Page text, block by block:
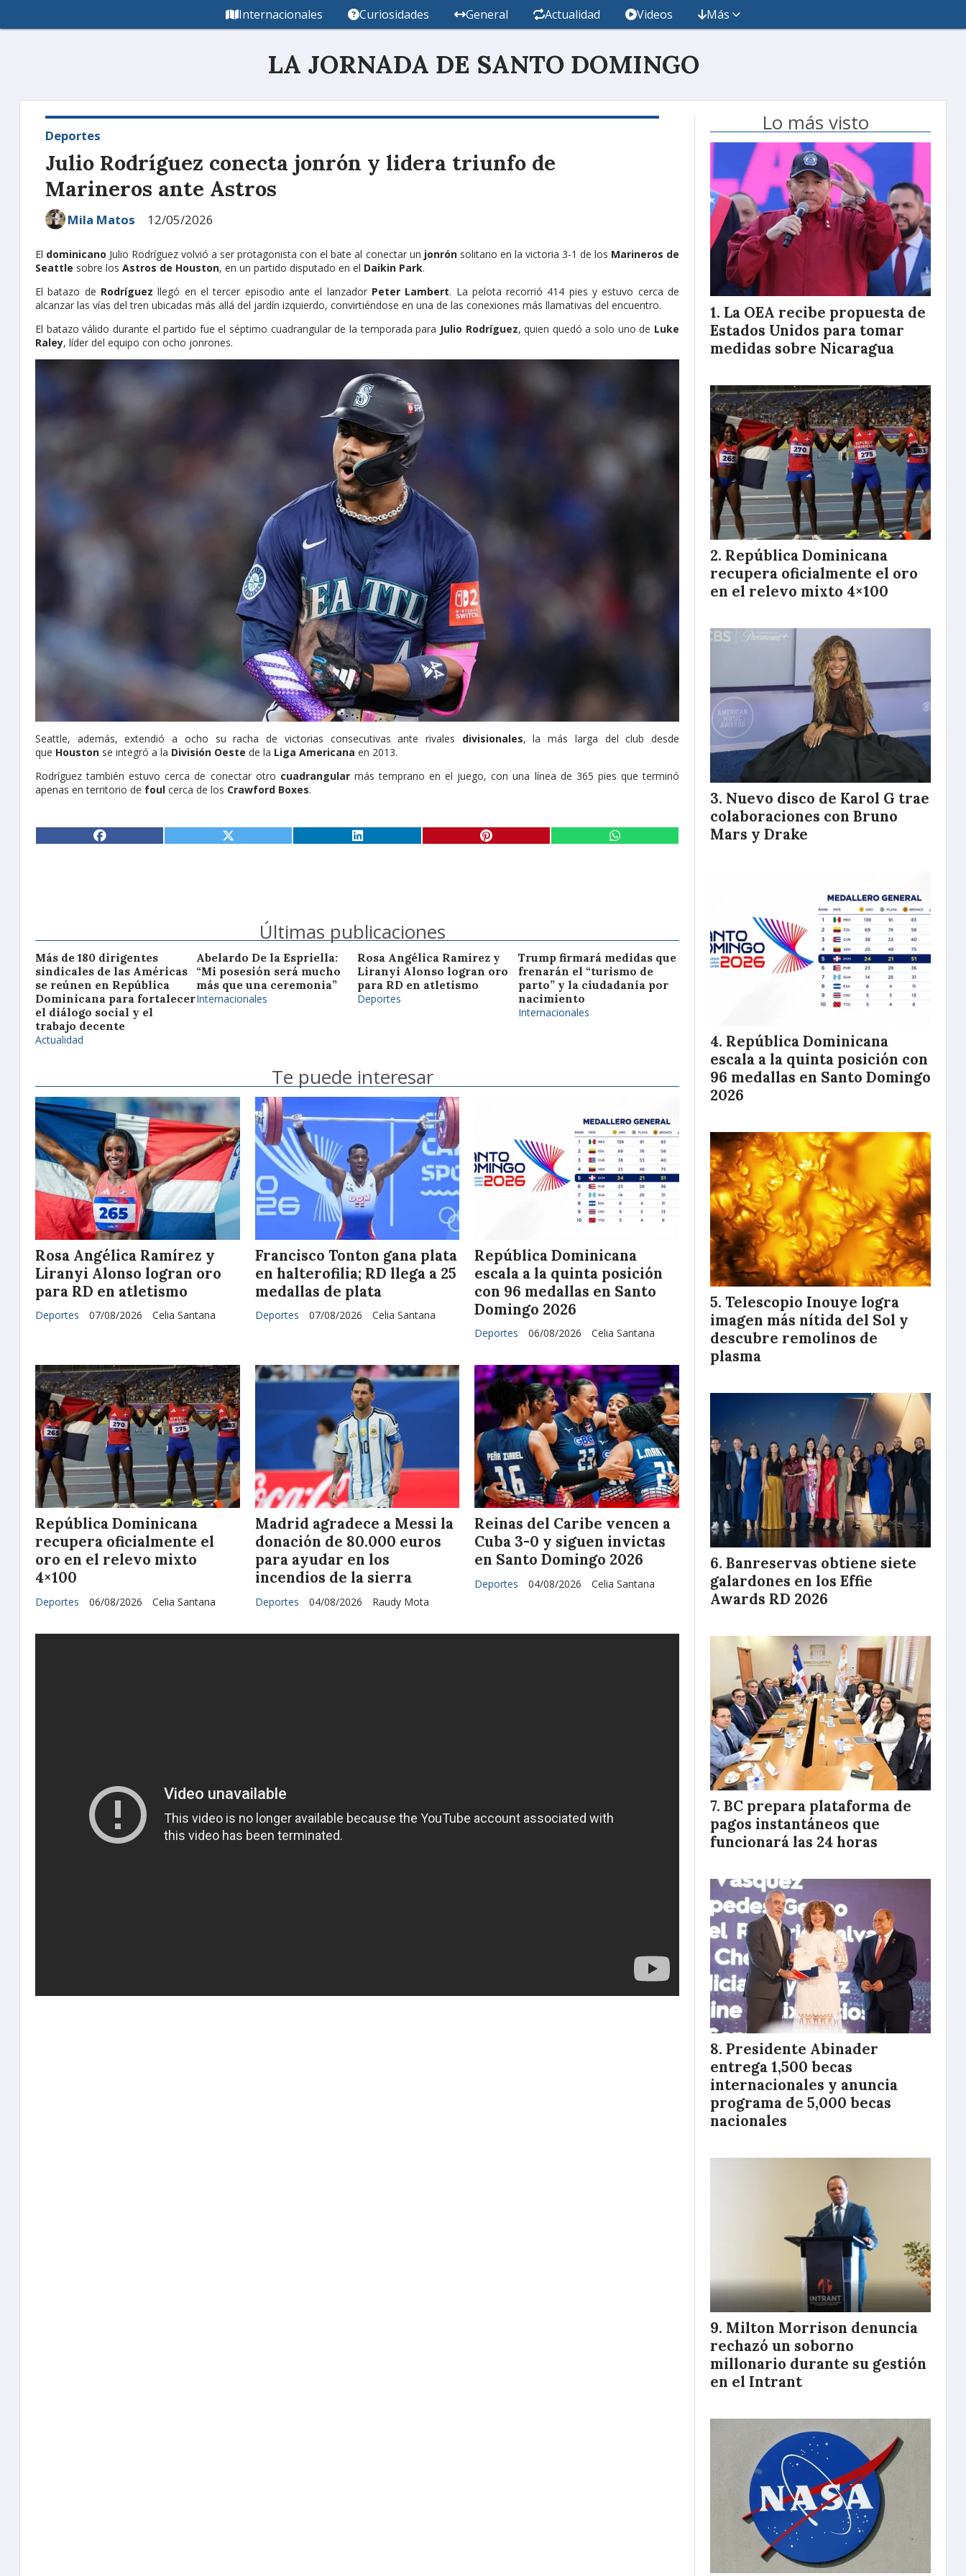
LA JORNADA DE SANTO DOMINGO
Internacionales Curiosidades General Actualidad Videos Más
Julio Rodríguez conecta jonrón y lidera triunfo de
Marineros ante Astros
Deportes
12/05/2026
Mila Matos
El dominicano Julio Rodríguez volvió a ser protagonista con el bate al conectar un jonrón solitario en la victoria 3-1 de los Marineros de
Seattle sobre los Astros de Houston, en un partido disputado en el Daikin Park.
El batazo de Rodríguez llegó en el tercer episodio ante el lanzador Peter Lambert. La pelota recorrió 414 pies y estuvo cerca de
alcanzar las vías del tren ubicadas más allá del jardín izquierdo, convirtiéndose en una de las conexiones más llamativas del encuentro.
El batazo válido durante el partido fue el séptimo cuadrangular de la temporada para Julio Rodríguez, quien quedó a solo uno de Luke
Raley, líder del equipo con ocho jonrones.
Seattle, además, extendió a ocho su racha de victorias consecutivas ante rivales divisionales, la más larga del club desde
que Houston se integró a la División Oeste de la Liga Americana en 2013.
Rodríguez también estuvo cerca de conectar otro cuadrangular más temprano en el juego, con una línea de 365 pies que terminó
apenas en territorio de foul cerca de los Crawford Boxes.
Últimas publicaciones
Más de 180 dirigentes
sindicales de las Américas
se reúnen en República
Dominicana para fortalecer
el diálogo social y el
trabajo decente
Actualidad
Abelardo De la Espriella:
“Mi posesión será mucho
más que una ceremonia”
Internacionales
Rosa Angélica Ramírez y
Liranyi Alonso logran oro
para RD en atletismo
Deportes
Trump firmará medidas que
frenarán el “turismo de
parto” y la ciudadanía por
nacimiento
Internacionales
Te puede interesar
Rosa Angélica Ramírez y
Liranyi Alonso logran oro
para RD en atletismo
Celia Santana
Deportes 07/08/2026
Francisco Tonton gana plata
en halterofilia; RD llega a 25
medallas de plata
Celia Santana
Deportes 07/08/2026
República Dominicana
escala a la quinta posición
con 96 medallas en Santo
Domingo 2026
Celia Santana
Deportes 06/08/2026
República Dominicana
recupera oficialmente el
oro en el relevo mixto
4×100
Celia Santana
Deportes 06/08/2026
Madrid agradece a Messi la
donación de 80.000 euros
para ayudar en los
incendios de la sierra
Raudy Mota
Deportes 04/08/2026
Reinas del Caribe vencen a
Cuba 3-0 y siguen invictas
en Santo Domingo 2026
Celia Santana
Deportes 04/08/2026
Lo más visto
La OEA recibe propuesta de
Estados Unidos para tomar
medidas sobre Nicaragua
República Dominicana
recupera oficialmente el oro
en el relevo mixto 4×100
Nuevo disco de Karol G trae
colaboraciones con Bruno
Mars y Drake
República Dominicana
escala a la quinta posición con
96 medallas en Santo Domingo
2026
Telescopio Inouye logra
imagen más nítida del Sol y
descubre remolinos de
plasma
Banreservas obtiene siete
galardones en los Effie
Awards RD 2026
BC prepara plataforma de
pagos instantáneos que
funcionará las 24 horas
Presidente Abinader
entrega 1,500 becas
internacionales y anuncia
programa de 5,000 becas
nacionales
Milton Morrison denuncia
rechazó un soborno
millonario durante su gestión
en el Intrant